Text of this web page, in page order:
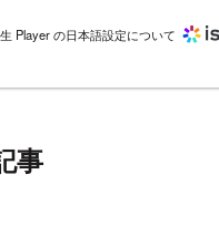
Player の日本語設定について
事